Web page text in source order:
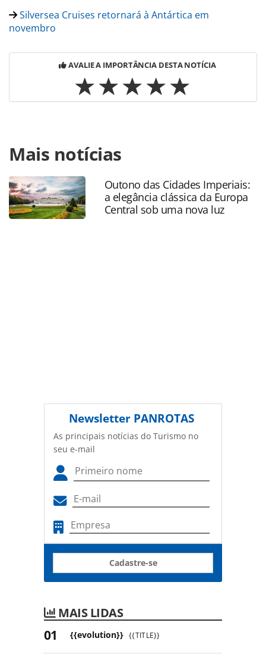
Silversea Cruises retornará à Antártica em
novembro
AVALIE A IMPORTÂNCIA DESTA NOTÍCIA
https://www.panrotas.com.br/mercado/cruzeiros/2022/
revela-detalhes-do-novo-silver-nova-com-estreia-em-
2023_189105.html ou as ferramentas oferecidas na página.
Todo o conteúdo produzido pela PANROTAS Editora é
protegido pela legislação brasileira sobre direito autoral.
Não reproduza o conteúdo sem autorização da PANROTAS
Mais notícias
Outono das Cidades Imperiais:
a elegância clássica da Europa
Central sob uma nova luz
Newsletter PANROTAS
As principais notícias do Turismo no
seu e-mail
Cadastre-se
MAIS LIDAS
{{evolution}} {{TITLE}}